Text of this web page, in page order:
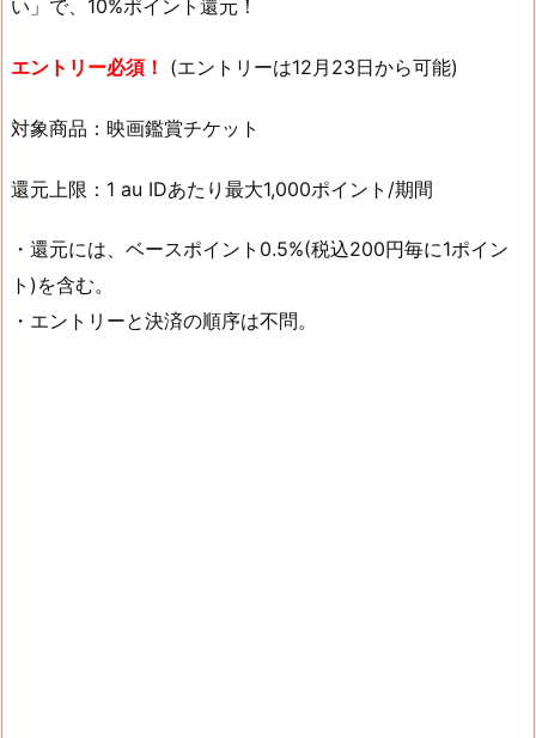
い」で、10%ポイント還元！
エントリー必須！ (エントリーは12月23日から可能)
対象商品：映画鑑賞チケット
還元上限：1 au IDあたり最大1,000ポイント/期間
・還元には、ベースポイント0.5%(税込200円毎に1ポイン
ト)を含む。
・エントリーと決済の順序は不問。